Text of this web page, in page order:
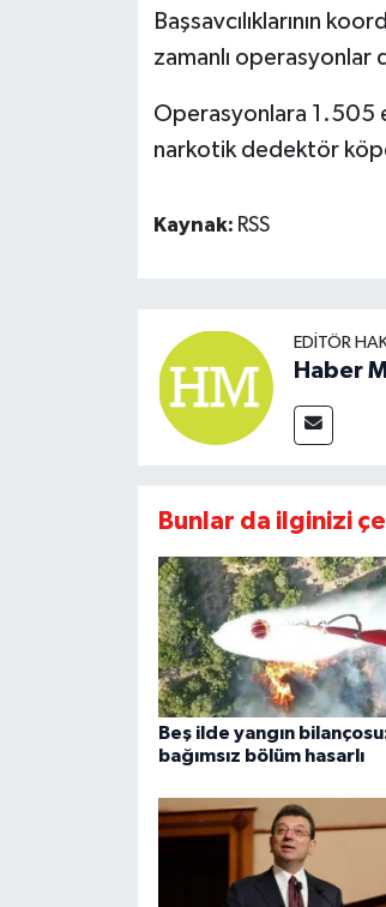
Başsavcılıklarının
zamanlı operasyonlar
Operasyonlara 1.505
narkotik dedektör
Kaynak: RSS
EDITÖR
Haber
Bunlar da ilginizi
Beş ilde yangın
bağımsız bölüm hasarlı